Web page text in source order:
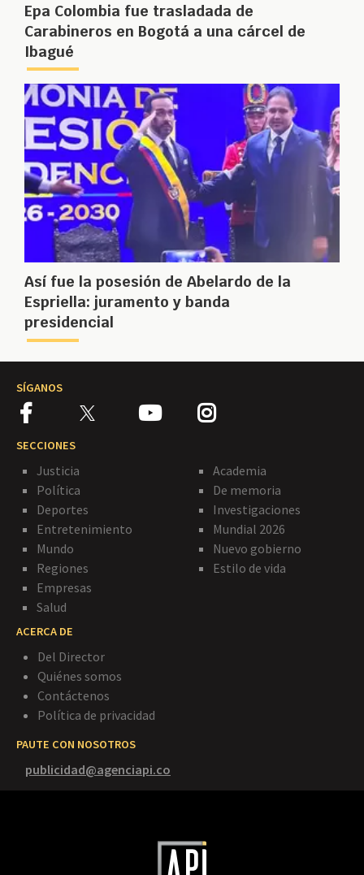
Epa Colombia fue trasladada de
Carabineros en Bogotá a una cárcel de
Ibagué
Así fue la posesión de Abelardo de la
Espriella: juramento y banda
presidencial
SÍGANOS
SECCIONES
Justicia
Política
Deportes
Entretenimiento
Mundo
Regiones
Empresas
Salud
Academia
De memoria
Investigaciones
Mundial 2026
Nuevo gobierno
Estilo de vida
ACERCA DE
Del Director
Quiénes somos
Contáctenos
Política de privacidad
PAUTE CON NOSOTROS
publicidad@agenciapi.co